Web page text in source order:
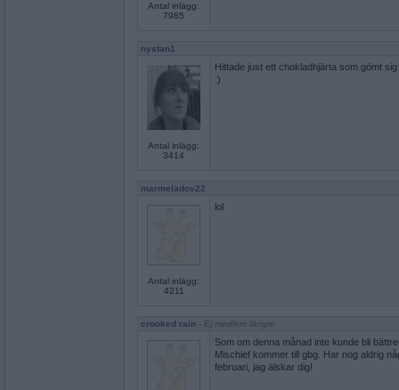
Antal inlägg:
7985
nystan1
Antal inlägg:
3414
Hittade just ett chokladhjärta som gömt
:)
marmeladov22
Antal inlägg:
4211
lol
crooked rain - Ej medlem längre
Som om denna månad inte kunde bli
Mischief kommer till gbg. Har nog aldrig
februari, jag älskar dig!